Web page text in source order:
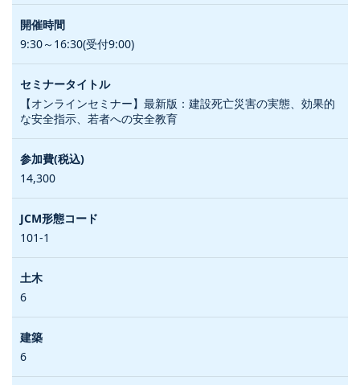
9:30～16:30(受付9:00)
【オンラインセミナー】最新版：建設死亡災害の実態、効果的
な安全指示、若者への安全教育
14,300
101-1
6
6